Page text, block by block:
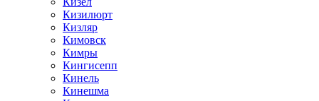
Кизилюрт
Кизляр
Кимовск
Кимры
Кингисепп
Кинель
Кинешма